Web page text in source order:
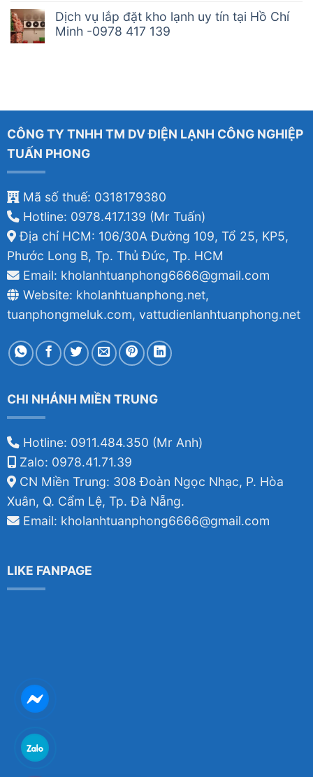
Dịch vụ lắp đặt kho lạnh uy tín tại Hồ Chí
Minh -0978 417 139
CÔNG TY TNHH TM DV ĐIỆN LẠNH CÔNG NGHIỆP
TUẤN PHONG
Mã số thuế: 0318179380
Hotline: 0978.417.139 (Mr Tuấn)
Địa chỉ HCM: 106/30A Đường 109, Tổ 25, KP5,
Phước Long B, Tp. Thủ Đức, Tp. HCM
Email: kholanhtuanphong6666@gmail.com
Website: kholanhtuanphong.net,
tuanphongmeluk.com, vattudienlanhtuanphong.net
CHI NHÁNH MIỀN TRUNG
Hotline: 0911.484.350 (Mr Anh)
Zalo: 0978.41.71.39
CN Miền Trung: 308 Đoàn Ngọc Nhạc, P. Hòa
Xuân, Q. Cẩm Lệ, Tp. Đà Nẵng.
Email: kholanhtuanphong6666@gmail.com
LIKE FANPAGE